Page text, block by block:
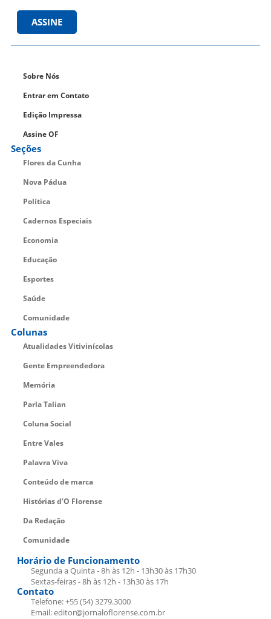
ASSINE
Sobre Nós
Entrar em Contato
Edição Impressa
Assine OF
Seções
Flores da Cunha
Nova Pádua
Política
Cadernos Especiais
Economia
Educação
Esportes
Saúde
Comunidade
Colunas
Atualidades Vitivinícolas
Gente Empreendedora
Memória
Parla Talian
Coluna Social
Entre Vales
Palavra Viva
Conteúdo de marca
Histórias d’O Florense
Da Redação
Comunidade
Horário de Funcionamento
Segunda a Quinta - 8h às 12h - 13h30 às 17h30
Sextas-feiras - 8h às 12h - 13h30 às 17h
Contato
Telefone: +55 (54) 3279.3000
Email: editor@jornaloflorense.com.br